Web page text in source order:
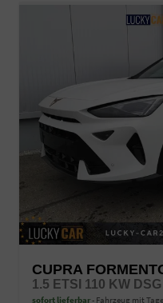
CUPRA
1.5 ETSI 110 KW
sofort lieferbar Fahrzeug mit